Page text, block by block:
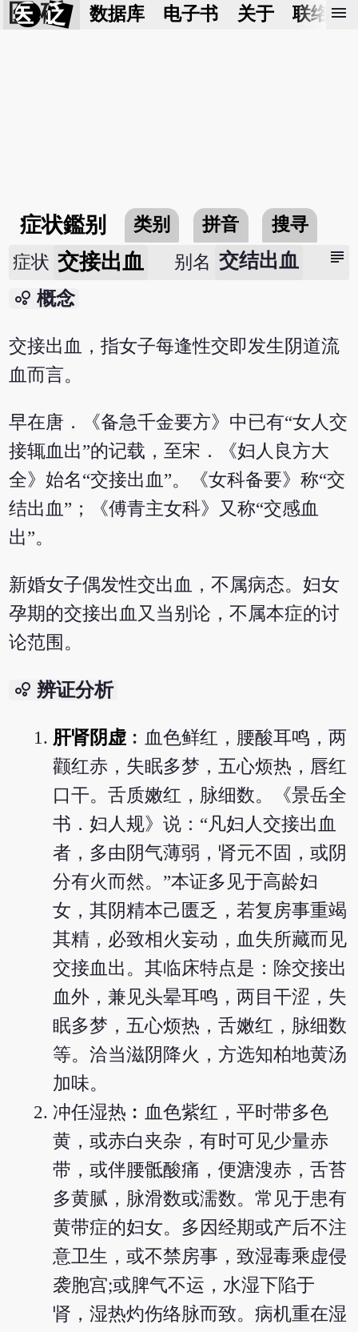
医 砭 数据库 电子书 关于 联络我
menu
症状鑑别 类别 拼音 搜寻
subject
症状 交接出血 别名 交结出血
bubble_chart 概念
交接出血，指女子每逢性交即发生阴道流
血而言。
早在唐．《备急千金要方》中已有“女人交
接辄血出”的记载，至宋．《妇人良方大
全》始名“交接出血”。《女科备要》称“交
结出血”；《傅青主女科》又称“交感血
出”。
新婚女子偶发性交出血，不属病态。妇女
孕期的交接出血又当别论，不属本症的讨
论范围。
bubble_chart 辨证分析
肝肾阴虚 ︰血色鲜红，腰酸耳鸣，两
颧红赤，失眠多梦，五心烦热，唇红
口干。舌质嫩红，脉细数。《景岳全
书．妇人规》说：“凡妇人交接出血
者，多由阴气薄弱，肾元不固，或阴
分有火而然。”本证多见于高龄妇
女，其阴精本己匮乏，若复房事重竭
其精，必致相火妄动，血失所藏而见
交接血出。其临床特点是：除交接出
血外，兼见头晕耳鸣，两目干涩，失
眠多梦，五心烦热，舌嫩红，脉细数
等。洽当滋阴降火，方选知柏地黄汤
加味。
冲任湿热︰血色紫红，平时带多色
黄，或赤白夹杂，有时可见少量赤
带，或伴腰骶酸痛，便溏溲赤，舌苔
多黄腻，脉滑数或濡数。常见于患有
黄带症的妇女。多因经期或产后不注
意卫生，或不禁房事，致湿毒乘虚侵
袭胞宫;或脾气不运，水湿下陷于
肾，湿热灼伤络脉而致。病机重在湿